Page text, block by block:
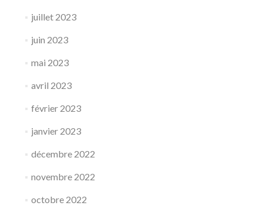
juillet 2023
juin 2023
mai 2023
avril 2023
février 2023
janvier 2023
décembre 2022
novembre 2022
octobre 2022